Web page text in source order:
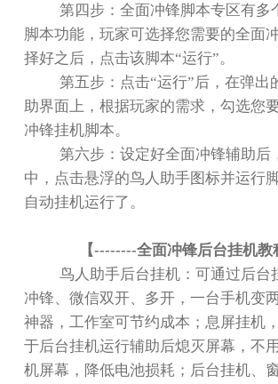
第四步：全面冲锋脚本专区有多
脚本功能，玩家可选择您需要的全面
择好之后，点击该脚本“运行”。
第五步：点击“运行”后，在弹出
助界面上，根据玩家的需求，勾选您
冲锋挂机脚本。
第六步：设定好全面冲锋辅助后
中，点击悬浮的鸟人助手图标并运行
自动挂机运行了。
【--------全面冲锋后台挂机教
鸟人助手后台挂机：可通过后台
冲锋、微信双开、多开，一台手机变
神器，工作室可节约成本；息屏挂机
于后台挂机运行辅助后熄灭屏幕，不
机屏幕，降低电池损耗；后台挂机、